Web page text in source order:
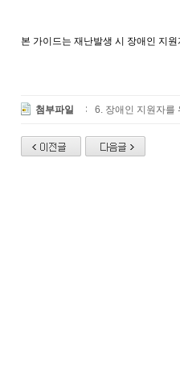
본 가이드는 재난발생 시 장애인 지
첨부파일 6. 장애인 지원자를